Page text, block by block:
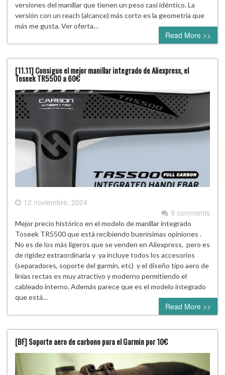
versiones del manillar que tienen un peso casi idéntico. La
versión con un reach (alcance) más corto es la geometría que
más me gusta. Ver oferta…
Read More >>
[11.11] Consigue el mejor manillar integrado de Aliexpress, el
Toseek TR5500 a 60€
12 noviembre, 2024
9 comments
Mejor precio histórico en el modelo de manillar integrado
Toseek TR5500 que está recibiendo buenísimas opiniones .
No es de los más ligeros que se venden en Aliexpress, pero es
de rigidez extraordinaria y ya incluye todos los accesorios
(separadores, soporte del garmin, etc) y el diseño tipo aero de
linías rectas es muy atractivo y moderno permitiendo el
cableado interno. Además parece que es el modelo integrado
que está…
Read More >>
[BF] Soporte aero de carbono para el Garmin por 10€